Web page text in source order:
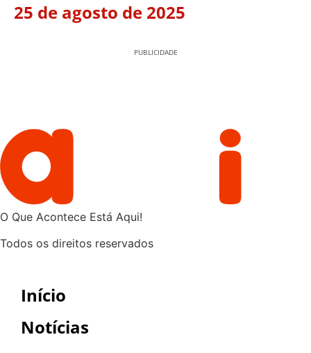
25 de agosto de 2025
PUBLICIDADE
O Que Acontece Está Aqui!
Todos os direitos reservados
Início
Notícias